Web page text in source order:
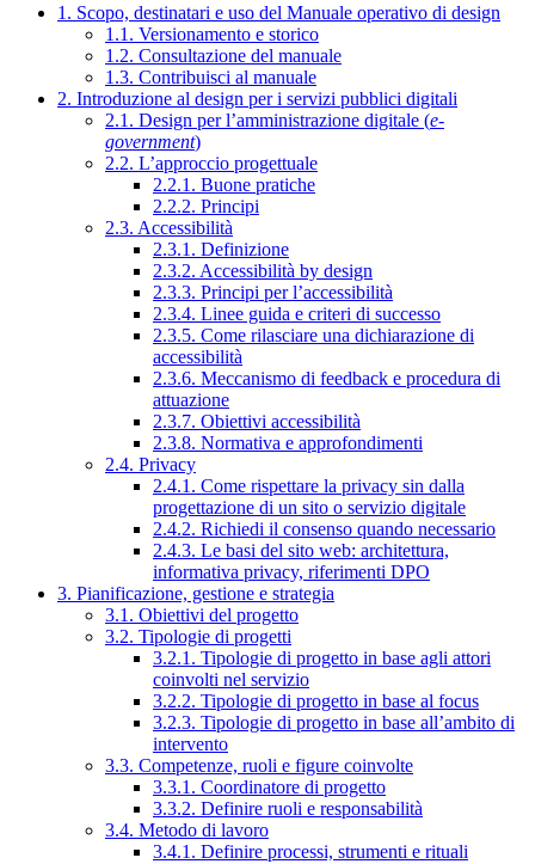
1. Scopo, destinatari e uso del Manuale operativo di design
1.1. Versionamento e storico
1.2. Consultazione del manuale
1.3. Contribuisci al manuale
2. Introduzione al design per i servizi pubblici digitali
2.1. Design per l’amministrazione digitale (e-
government)
2.2. L’approccio progettuale
2.2.1. Buone pratiche
2.2.2. Principi
2.3. Accessibilità
2.3.1. Definizione
2.3.2. Accessibilità by design
2.3.3. Principi per l’accessibilità
2.3.4. Linee guida e criteri di successo
2.3.5. Come rilasciare una dichiarazione di
accessibilità
2.3.6. Meccanismo di feedback e procedura di
attuazione
2.3.7. Obiettivi accessibilità
2.3.8. Normativa e approfondimenti
2.4. Privacy
2.4.1. Come rispettare la privacy sin dalla
progettazione di un sito o servizio digitale
2.4.2. Richiedi il consenso quando necessario
2.4.3. Le basi del sito web: architettura,
informativa privacy, riferimenti DPO
3. Pianificazione, gestione e strategia
3.1. Obiettivi del progetto
3.2. Tipologie di progetti
3.2.1. Tipologie di progetto in base agli attori
coinvolti nel servizio
3.2.2. Tipologie di progetto in base al focus
3.2.3. Tipologie di progetto in base all’ambito di
intervento
3.3. Competenze, ruoli e figure coinvolte
3.3.1. Coordinatore di progetto
3.3.2. Definire ruoli e responsabilità
3.4. Metodo di lavoro
3.4.1. Definire processi, strumenti e rituali